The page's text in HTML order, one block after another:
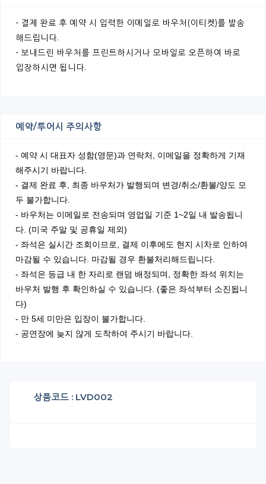
- 결제 완료 후 예약 시 입력한 이메일로 바우처(이티켓)를 발송
해드립니다.
- 보내드린 바우처를 프린트하시거나 모바일로 오픈하여 바로
입장하시면 됩니다.
예약/투어시 주의사항
- 예약 시 대표자 성함(영문)과 연락처, 이메일을 정확하게 기재
해주시기 바랍니다.
- 결제 완료 후, 최종 바우처가 발행되며 변경/취소/환불/양도 모
두 불가합니다.
- 바우처는 이메일로 전송되며 영업일 기준 1~2일 내 발송됩니
다. (미국 주말 및 공휴일 제외)
- 좌석은 실시간 조회이므로, 결제 이후에도 현지 시차로 인하여
마감될 수 있습니다. 마감될 경우 환불처리해드립니다.
- 좌석은 등급 내 한 자리로 랜덤 배정되며, 정확한 좌석 위치는
바우처 발행 후 확인하실 수 있습니다. (좋은 좌석부터 소진됩니
다)
- 만 5세 미만은 입장이 불가합니다.
​- 공연장에 늦지 않게 도착하여 주시기 바랍니다.
상품코드 : LVD002